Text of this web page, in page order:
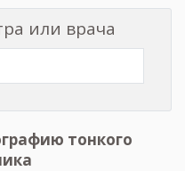
или врача
тонкого